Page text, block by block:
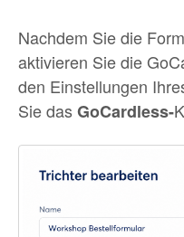
Nachdem Sie die
aktivieren Sie die
den Einstellungen
Sie dasGoCardless-